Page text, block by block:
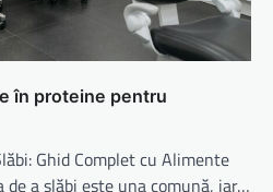
în proteine pentru
Ghid Complet cu Alimente
a slăbi este una comună, iar…